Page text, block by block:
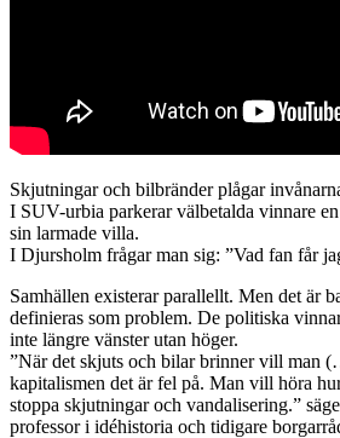
Skjutningar och bilbränder plågar
I SUV-urbia parkerar välbetalda vinnare
sin larmade villa.
I Djursholm frågar man sig: ”Vad fan får
Samhällen existerar parallellt. Men det är
definieras som problem. De politiska
inte längre vänster utan höger.
”När det skjuts och bilar brinner vill man
kapitalismen det är fel på. Man vill höra
stoppa skjutningar och vandalisering.”
professor i idéhistoria och tidigare